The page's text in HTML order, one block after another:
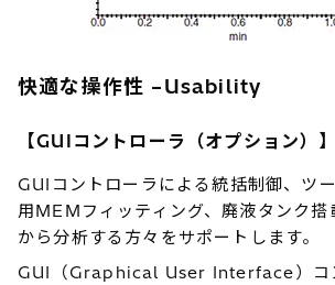
快適な操作性 –Usability
【GUIコントローラ（オプション）】
GUIコントローラによる統括制御、ツ
用MEMフィッティング、廃液タンク搭
から分析する方々をサポートします。
GUI（Graphical User Interface）コ